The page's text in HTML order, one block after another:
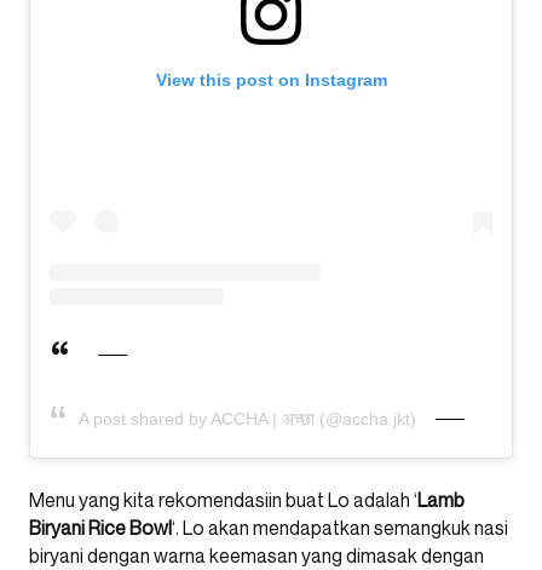
View this post on Instagram
A post shared by ACCHA | अच्छा (@accha.jkt)
Menu yang kita rekomendasiin buat Lo adalah ‘Lamb
Biryani Rice Bowl‘. Lo akan mendapatkan semangkuk nasi
biryani dengan warna keemasan yang dimasak dengan